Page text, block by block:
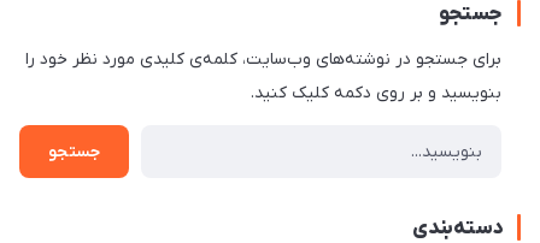
جستجو
برای جستجو در نوشته‌های وب‌سایت، کلمه‌ی کلیدی مورد نظر خود را
بنویسید و بر روی دکمه کلیک کنید.
جستجو
دسته‌بندی